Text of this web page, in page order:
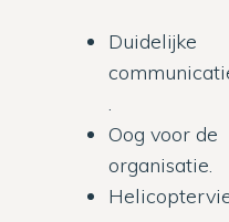
Duidelijke
Oog voor de
organisatie.